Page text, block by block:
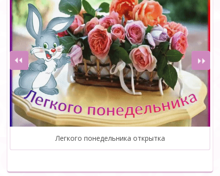
Легкого понедельника открытка